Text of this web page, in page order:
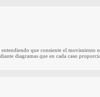
que consiente el
diagramas que en cada caso